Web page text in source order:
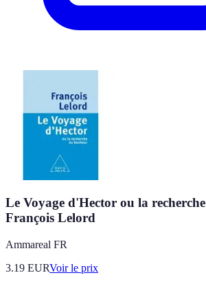
Le Voyage d'Hector ou la
François Lelord
Ammareal FR
3.19 EURVoir le prix